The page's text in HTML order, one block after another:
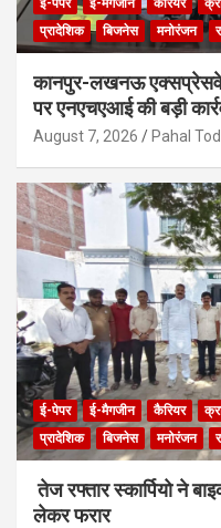
प्रादेशिक
बिजनेस मनोरंजन
कानपुर-लखनऊ एक्सप्रेसवे
पर एनएचएआई की बड़ी
August 7, 2026 Pahal
ई-पेपर ई-मैगजीन कैरियर
प्रादेशिक
बिजनेस मनोरंजन
तेज रफ्तार स्कार्पियो ने
लेकर फरार